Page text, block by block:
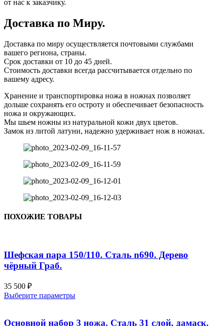
от нас к заказчику.
Доставка по Миру.
Доставка по миру осуществляется почтовыми службами
вашего региона, страны.
Срок доставки от 10 до 45 дней.
Стоимость доставки всегда рассчитывается отдельно по
вашему адресу.
Хранение и транспортировка ножа в ножнах позволяет
дольше сохранять его остроту и обеспечивает безопасность
ножа и окружающих.
Мы шьем ножны из натуральной кожи двух цветов.
Замок из литой латуни, надежно удерживает нож в ножнах.
ПОХОЖИЕ ТОВАРЫ
Шефская пара 150/110. Сталь n690. Дерево
чёрный Граб.
35 500 ₽
Выберите параметрыЭтот
несколько
Основной набор 3 ножа. Сталь 31 слой, дамаск.